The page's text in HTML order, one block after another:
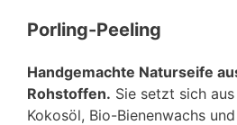
Porling-Peeling
Handgemachte Naturseife
Rohstoffen. Sie setzt sich
Kokosöl, Bio-Bienenwachs